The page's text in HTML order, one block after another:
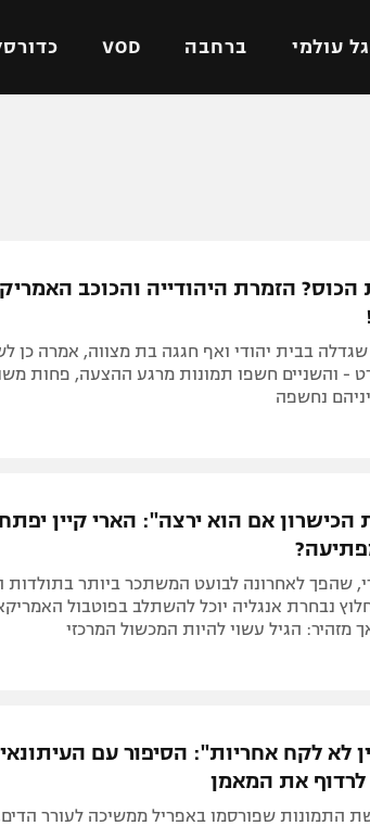
עולמי ברחבה VOD
ישראל
באר שבע
ליגה איטלקית
הכוס? הזמרת היהודייה והכוכב
- והשניים חשפו תמונות מרגע ההצעה, פחות
נחשפה
הכישרון אם הוא ירצה": הארי קיין
נבחרת אנגליה יוכל להשתלב בפוטבול
מזהיר: הגיל עשוי להיות המכשול המרכזי
לא לקח אחריות": הסיפור עם
את המאמן
התמונות שפורסמו באפריל ממשיכה לעורר